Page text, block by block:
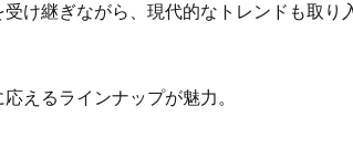
け継ぎながら、現代的なトレンドも取り
えるラインナップが魅力。